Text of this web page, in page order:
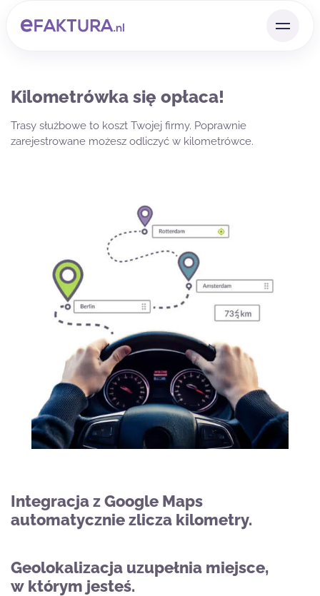
Kilometrówka się opłaca!
Trasy służbowe to koszt Twojej firmy. Poprawnie
zarejestrowane możesz odliczyć w kilometrówce.
Integracja z Google Maps
automatycznie zlicza kilometry.
Geolokalizacja uzupełnia miejsce,
w którym jesteś.